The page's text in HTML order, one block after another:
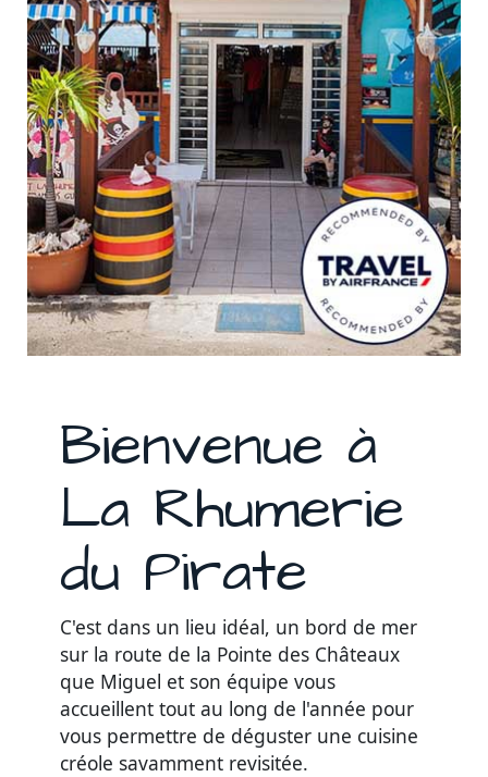
Bienvenue à
La Rhumerie
du Pirate
C'est dans un lieu idéal, un bord de mer
sur la route de la Pointe des Châteaux
que Miguel et son équipe vous
accueillent tout au long de l'année pour
vous permettre de déguster une cuisine
créole savamment revisitée.